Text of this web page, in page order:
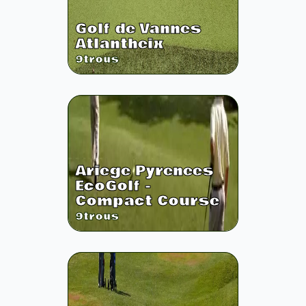
Golf de Vannes
Atlantheix
9trous
Ariege Pyrenees
EcoGolf -
Compact Course
9trous